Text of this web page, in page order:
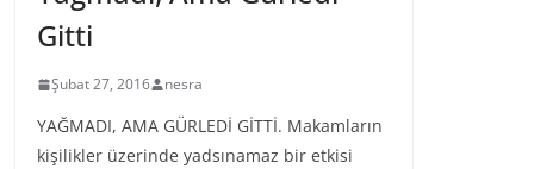
Gitti
Şubat 27, 2016 nesra
YAĞMADI, AMA GÜRLEDİ GİTTİ. Makamların
kişilikler üzerinde yadsınamaz bir etkisi